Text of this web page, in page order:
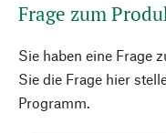
Frage zum
Sie haben eine Frage
Sie die Frage hier
Programm.